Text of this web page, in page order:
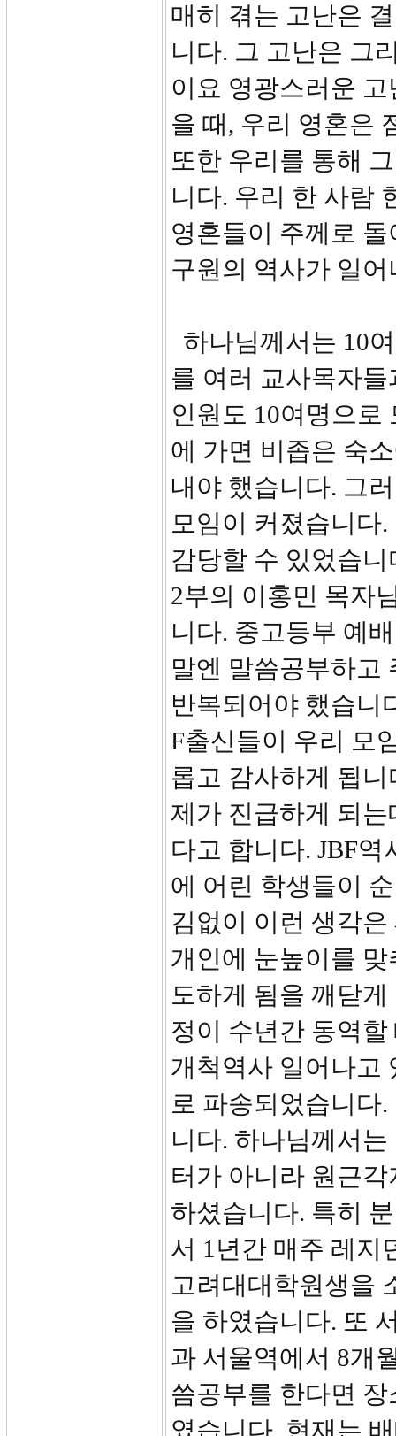
매히 겪는 고난은
니다. 그 고난은 그
이요 영광스러운
을 때, 우리 영혼은
또한 우리를 통해
니다. 우리 한 사람
영혼들이 주께로
구원의 역사가 일
하나님께서는 10
를 여러 교사목자
인원도 10여명으로
에 가면 비좁은 숙
내야 했습니다. 그
모임이 커졌습니다
감당할 수 있었습
2부의 이홍민 목자
니다. 중고등부 예
말엔 말씀공부하고
반복되어야 했습니
F출신들이 우리 모
롭고 감사하게 됩
제가 진급하게 되
다고 합니다. JBF
에 어린 학생들이
김없이 이런 생각
개인에 눈높이를
도하게 됨을 깨닫
정이 수년간 동역
개척역사 일어나고
로 파송되었습니다
니다. 하나님께서
터가 아니라 원근
하셨습니다. 특히
서 1년간 매주 레지
고려대대학원생을
을 하였습니다. 또
과 서울역에서 8개
씀공부를 한다면
였습니다. 현재는